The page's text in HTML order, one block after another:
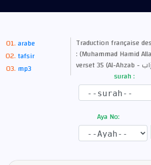
arabe
tafsir
mp3
Traduction française
: (Muhammad Hamid
surah :
Aya No: